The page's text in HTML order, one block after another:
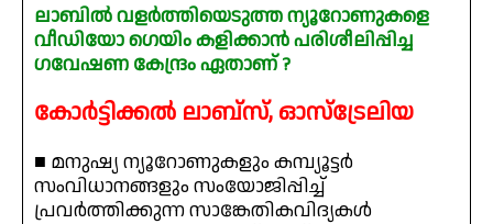
ലാബിൽ വളർത്തിയെടുത്ത ന്യൂറോണുകളെ
വീഡിയോ ഗെയിം കളിക്കാൻ പരിശീലിപ്പിച്ച
ഗവേഷണ കേന്ദ്രം ഏതാണ് ?
കോർട്ടിക്കൽ ലാബ്സ്, ഓസ്ട്രേലിയ
■ മനുഷ്യ ന്യൂറോണുകളും കമ്പ്യൂട്ടർ
സംവിധാനങ്ങളും സംയോജിപ്പിച്ച്
പ്രവർത്തിക്കുന്ന സാങ്കേതികവിദ്യകൾ